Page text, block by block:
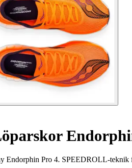
Endorphin Pro 4. SPEEDROLL-teknik